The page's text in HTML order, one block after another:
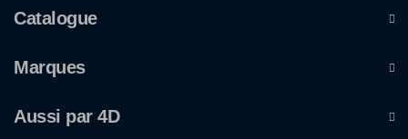
Catalogue
Marques
Aussi par 4D